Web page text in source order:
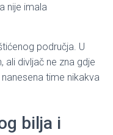
nije imala
područja. U
ali divljač ne zna gdje
time nikakva
bilja i